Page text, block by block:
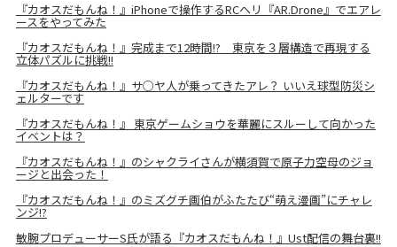
『カオスだもんね！』iPhoneで操作するRCヘリ『AR.Drone』でエアレ
ースをやってみた
『カオスだもんね！』完成まで12時間!? 東京を３層構造で再現する
立体パズルに挑戦!!
『カオスだもんね！』サ○ヤ人が乗ってきたアレ？ いいえ球型防災シ
ェルターです
『カオスだもんね！』 東京ゲームショウを華麗にスルーして向かった
イベントは？
『カオスだもんね！』のシャクライさんが横須賀で原子力空母のジョ
ージと出会った！
『カオスだもんね！』のミズグチ画伯がふたたび“萌え漫画”にチャレ
ンジ!?
敏腕プロデューサーS氏が語る『カオスだもんね！』Ust配信の舞台裏!!